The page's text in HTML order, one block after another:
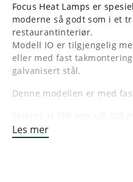
Focus Heat Lamps er
moderne så godt som i et
restaurantinteriør.
Modell IO er tilgjengelig
eller med fast
galvanisert stål.
Denne modellen er med
Kabel: 2000 mm
Strøm: 230v/250W
Les mer